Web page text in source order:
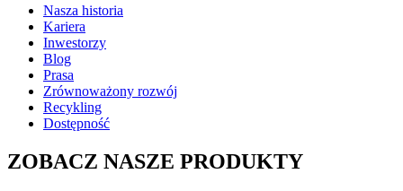
Nasza historia
Kariera
Inwestorzy
Blog
Prasa
Zrównoważony rozwój
Recykling
Dostępność
ZOBACZ NASZE PRODUKTY